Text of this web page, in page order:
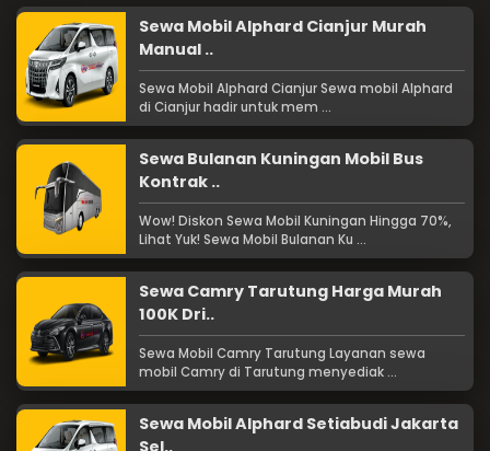
Sewa Mobil Alphard Cianjur Murah
Manual ..
Sewa Mobil Alphard Cianjur Sewa mobil Alphard
di Cianjur hadir untuk mem ...
Sewa Bulanan Kuningan Mobil Bus
Kontrak ..
Wow! Diskon Sewa Mobil Kuningan Hingga 70%,
Lihat Yuk! Sewa Mobil Bulanan Ku ...
Sewa Camry Tarutung Harga Murah
100K Dri..
Sewa Mobil Camry Tarutung Layanan sewa
mobil Camry di Tarutung menyediak ...
Sewa Mobil Alphard Setiabudi Jakarta